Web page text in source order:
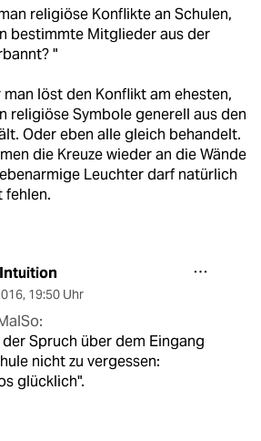
religiöse Konflikte an Schulen,
bestimmte Mitglieder aus der
"
man löst den Konflikt am ehesten,
religiöse Symbole generell aus den
Oder eben alle gleich behandelt.
die Kreuze wieder an die Wände
Leuchter darf natürlich
fehlen.
, 19:50 Uhr
der Spruch über dem Eingang
nicht zu vergessen:
glücklich".